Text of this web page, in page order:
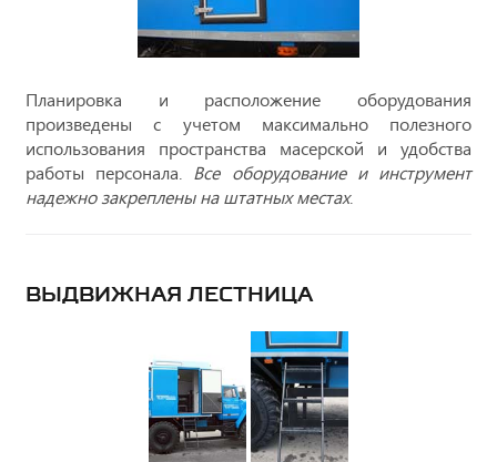
Планировка и расположение оборудования
произведены с учетом максимально полезного
использования пространства масерской и удобства
работы персонала. Все оборудование и инструмент
надежно закреплены на штатных местах.
ВЫДВИЖНАЯ ЛЕСТНИЦА